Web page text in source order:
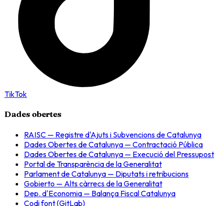
TikTok
Dades obertes
RAISC — Registre d'Ajuts i Subvencions de Catalunya
Dades Obertes de Catalunya — Contractació Pública
Dades Obertes de Catalunya — Execució del Pressupost
Portal de Transparència de la Generalitat
Parlament de Catalunya — Diputats i retribucions
Gobierto — Alts càrrecs de la Generalitat
Dep. d'Economia — Balança Fiscal Catalunya
Codi font (GitLab)